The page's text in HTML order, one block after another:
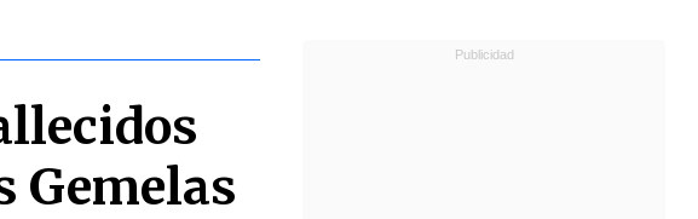
Gemelas